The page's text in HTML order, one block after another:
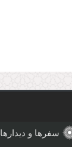
سفرها و دیدارها